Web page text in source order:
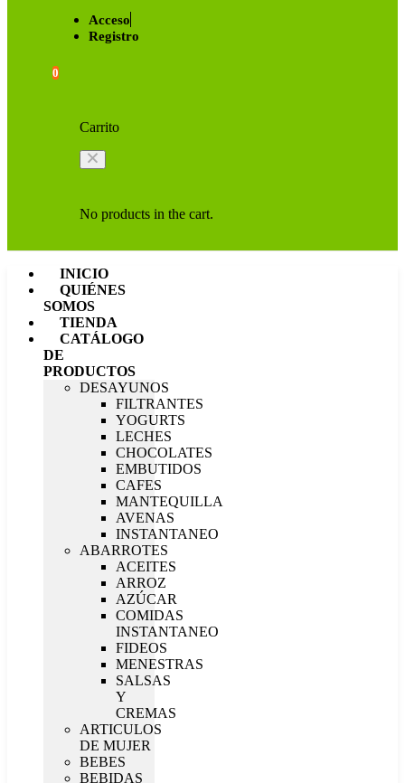
Acceso
Registro
0
Carrito
No products in the cart.
INICIO
QUIÉNES
SOMOS
TIENDA
CATÁLOGO
DE
PRODUCTOS
DESAYUNOS
FILTRANTES
YOGURTS
LECHES
CHOCOLATES
EMBUTIDOS
CAFES
MANTEQUILLA
AVENAS
INSTANTANEO
ABARROTES
ACEITES
ARROZ
AZÚCAR
COMIDAS
INSTANTANEO
FIDEOS
MENESTRAS
SALSAS
Y
CREMAS
ARTICULOS
DE MUJER
BEBES
BEBIDAS